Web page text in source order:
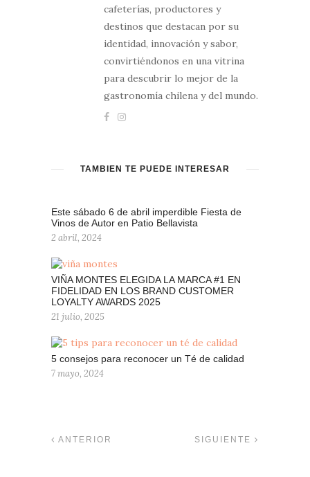
cafeterías, productores y
destinos que destacan por su
identidad, innovación y sabor,
convirtiéndonos en una vitrina
para descubrir lo mejor de la
gastronomía chilena y del mundo.
TAMBIÉN TE PUEDE INTERESAR
Este sábado 6 de abril imperdible Fiesta de
Vinos de Autor en Patio Bellavista
2 abril, 2024
VIÑA MONTES ELEGIDA LA MARCA #1 EN
FIDELIDAD EN LOS BRAND CUSTOMER
LOYALTY AWARDS 2025
21 julio, 2025
5 consejos para reconocer un Té de calidad
7 mayo, 2024
ANTERIOR SIGUIENTE